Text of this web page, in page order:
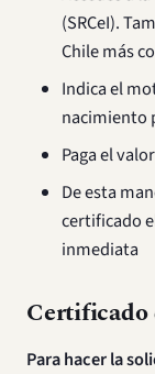
(SRCeI).
Chile más
Indica el
nacimiento
Paga el
De esta
certificado
inmediata
Para hacer la